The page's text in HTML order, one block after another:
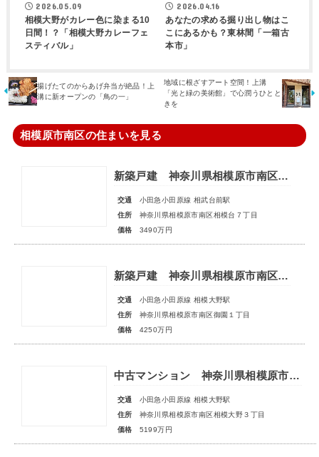
2026.05.09
相模大野がカレー色に染まる10
日間！？「相模大野カレーフェ
スティバル」
2026.04.16
あなたの求める掘り出し物はこ
こにあるかも？東林間「一箱古
本市」
揚げたてのからあげ弁当が絶品！上
溝に新オープンの「鳥の一」
地域に根ざすアート空間！上溝
「光と緑の美術館」で心潤うひとと
きを
相模原市南区の住まいを見る
新築戸建 神奈川県相模原市南区相模台７丁目
交通
小田急小田原線 相武台前駅
住所
神奈川県相模原市南区相模台７丁目
価格
3490万円
新築戸建 神奈川県相模原市南区御園１丁目
交通
小田急小田原線 相模大野駅
住所
神奈川県相模原市南区御園１丁目
価格
4250万円
中古マンション 神奈川県相模原市南区相模大野３丁目
交通
小田急小田原線 相模大野駅
住所
神奈川県相模原市南区相模大野３丁目
価格
5199万円